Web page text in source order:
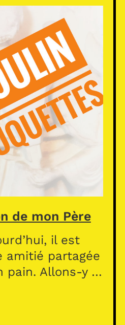
de mon Père
il est
amitié partagée
pain. Allons-y …